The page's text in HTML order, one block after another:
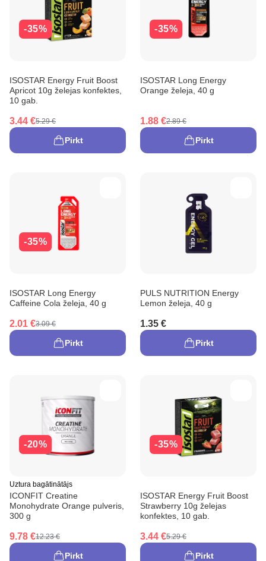
-35%
ISOSTAR Energy Fruit Boost
Apricot 10g želejas konfektes,
10 gab.
3.44 €5.29 €
Pirkt
-35%
ISOSTAR Long Energy
Orange želeja, 40 g
1.88 €2.89 €
Pirkt
-35%
ISOSTAR Long Energy
Caffeine Cola želeja, 40 g
2.01 €3.09 €
Pirkt
PULS NUTRITION Energy
Lemon želeja, 40 g
1.35 €
Pirkt
-20%
Uztura bagātinātājs
ICONFIT Creatine
Monohydrate Orange pulveris,
300 g
9.78 €12.23 €
Pirkt
-35%
ISOSTAR Energy Fruit Boost
Strawberry 10g želejas
konfektes, 10 gab.
3.44 €5.29 €
Pirkt